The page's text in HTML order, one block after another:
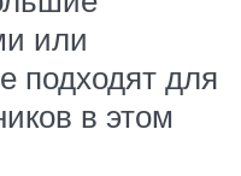
или
подходят для
в этом